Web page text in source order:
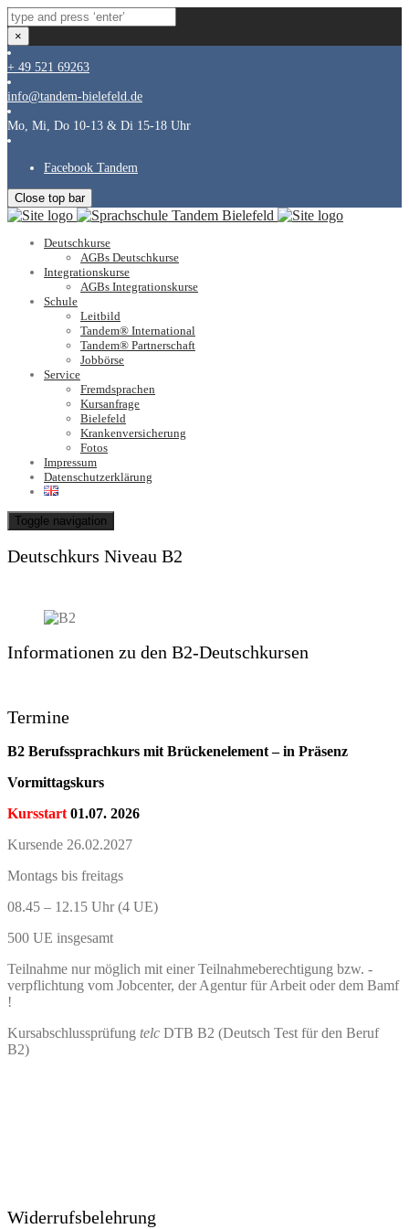
×
+ 49 521 69263
info@tandem-bielefeld.de
Mo, Mi, Do 10-13 & Di 15-18 Uhr
Facebook Tandem
Close top bar
Deutschkurse
AGBs Deutschkurse
Integrationskurse
AGBs Integrationskurse
Schule
Leitbild
Tandem® International
Tandem® Partnerschaft
Jobbörse
Service
Fremdsprachen
Kursanfrage
Bielefeld
Krankenversicherung
Fotos
Impressum
Datenschutzerklärung
Toggle navigation
Deutschkurs Niveau B2
Informationen zu den B2-Deutschkursen
Termine
B2 Berufssprachkurs mit Brückenelement – in Präsenz
Vormittagskurs
Kursstart 01.07. 2026
Kursende 26.02.2027
Montags bis freitags
08.45 – 12.15 Uhr (4 UE)
500 UE insgesamt
Teilnahme nur möglich mit einer Teilnahmeberechtigung bzw. -
verpflichtung vom Jobcenter, der Agentur für Arbeit oder dem Bamf
!
Kursabschlussprüfung telc DTB B2 (Deutsch Test für den Beruf
B2)
Widerrufsbelehrung